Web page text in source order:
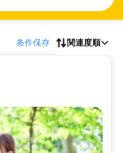
条件保存 関連度順